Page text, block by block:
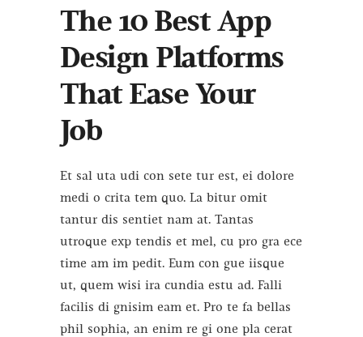
The 10 Best App
Design Platforms
That Ease Your
Job
Et sal uta udi con sete tur est, ei dolore
medi o crita tem quo. La bitur omit
tantur dis sentiet nam at. Tantas
utroque exp tendis et mel, cu pro gra ece
time am im pedit. Eum con gue iisque
ut, quem wisi ira cundia estu ad. Falli
facilis di gnisim eam et. Pro te fa bellas
phil sophia, an enim re gi one pla cerat